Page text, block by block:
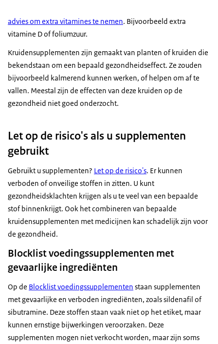
advies om extra vitamines te nemen. Bijvoorbeeld extra
vitamine D of foliumzuur.
Kruidensupplementen zijn gemaakt van planten of kruiden die
bekendstaan om een bepaald gezondheidseffect. Ze zouden
bijvoorbeeld kalmerend kunnen werken, of helpen om af te
vallen. Meestal zijn de effecten van deze kruiden op de
gezondheid niet goed onderzocht.
Let op de risico's als u supplementen
gebruikt
Gebruikt u supplementen? Let op de risico's. Er kunnen
verboden of onveilige stoffen in zitten. U kunt
gezondheidsklachten krijgen als u te veel van een bepaalde
stof binnenkrijgt. Ook het combineren van bepaalde
kruidensupplementen met medicijnen kan schadelijk zijn voor
de gezondheid.
Blocklist voedingssupplementen met
gevaarlijke ingrediënten
Op de Blocklist voedingssupplementen staan supplementen
met gevaarlijke en verboden ingrediënten, zoals sildenafil of
sibutramine. Deze stoffen staan vaak niet op het etiket, maar
kunnen ernstige bijwerkingen veroorzaken. Deze
supplementen mogen niet verkocht worden, maar zijn soms